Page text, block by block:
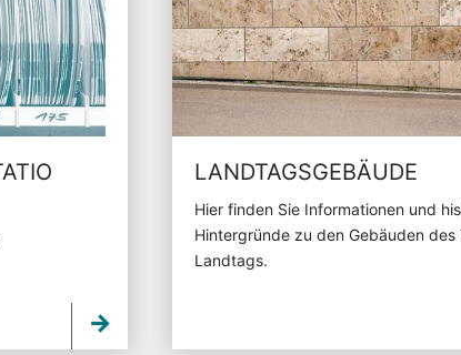
LANDTAGSGEBÄUDE
Hier finden Sie Informationen und
Hintergründe zu den Gebäuden des
Landtags.